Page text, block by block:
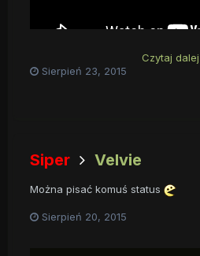
Czytaj dalej
Sierpień 23, 2015
Siper Velvie
Można pisać komuś status
Sierpień 20, 2015